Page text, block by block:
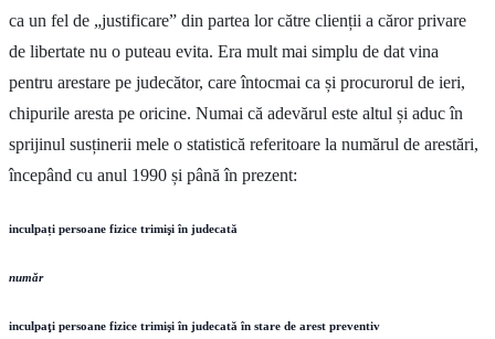
ca un fel de „justificare” din partea lor către clienții a căror privare
de libertate nu o puteau evita. Era mult mai simplu de dat vina
pentru arestare pe judecător, care întocmai ca și procurorul de ieri,
chipurile aresta pe oricine. Numai că adevărul este altul și aduc în
sprijinul susținerii mele o statistică referitoare la numărul de arestări,
începând cu anul 1990 și până în prezent:
inculpați persoane fizice trimişi în judecată
număr
inculpaţi persoane fizice trimişi în judecată în stare de arest preventiv